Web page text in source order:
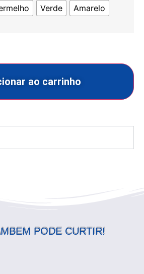
Verde Amarelo
ao carrinho
PODE CURTIR!